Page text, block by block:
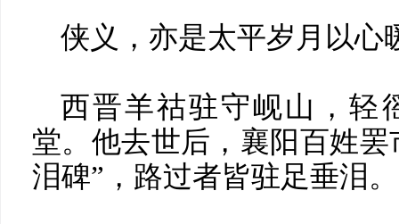
侠义，亦是太平岁月以心
西晋羊祜驻守岘山，轻
堂。他去世后，襄阳百姓
泪碑”，路过者皆驻足垂泪。